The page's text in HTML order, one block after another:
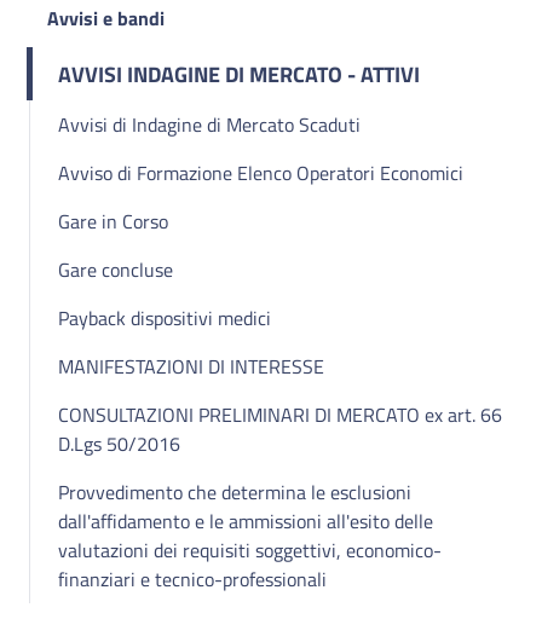
Avvisi e bandi
AVVISI INDAGINE DI MERCATO - ATTIVI
Avvisi di Indagine di Mercato Scaduti
Avviso di Formazione Elenco Operatori Economici
Gare in Corso
Gare concluse
Payback dispositivi medici
MANIFESTAZIONI DI INTERESSE
CONSULTAZIONI PRELIMINARI DI MERCATO ex art. 66
D.Lgs 50/2016
Provvedimento che determina le esclusioni
dall'affidamento e le ammissioni all'esito delle
valutazioni dei requisiti soggettivi, economico-
finanziari e tecnico-professionali